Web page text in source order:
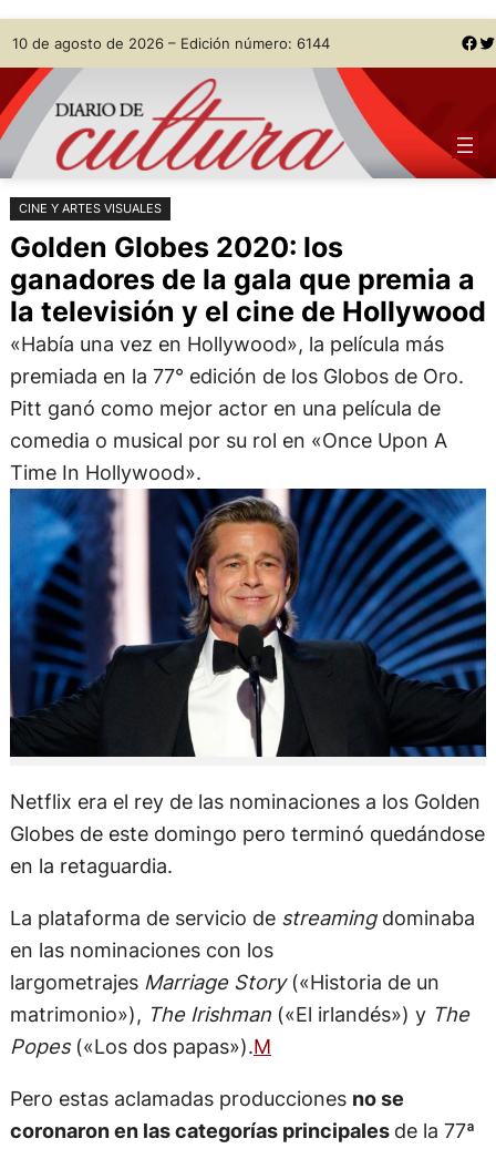
Saltar
al
contenido
Skip
to
content
10 de agosto de 2026 – Edición número: 6144 Facebook Twitter
CINE Y ARTES VISUALES
Golden Globes 2020: los
ganadores de la gala que premia a
la televisión y el cine de Hollywood
«Había una vez en Hollywood», la película más
premiada en la 77° edición de los Globos de Oro.
Pitt ganó como mejor actor en una película de
comedia o musical por su rol en «Once Upon A
Time In Hollywood».
Netflix era el rey de las nominaciones a los Golden
Globes de este domingo pero terminó quedándose
en la retaguardia.
La plataforma de servicio de streamingdominaba
en las nominaciones con los
largometrajes Marriage Story(«Historia de un
matrimonio»), The Irishman(«El irlandés») y The
Popes(«Los dos papas»).M
Pero estas aclamadas producciones no se
coronaron en las categorías principales de la 77ª